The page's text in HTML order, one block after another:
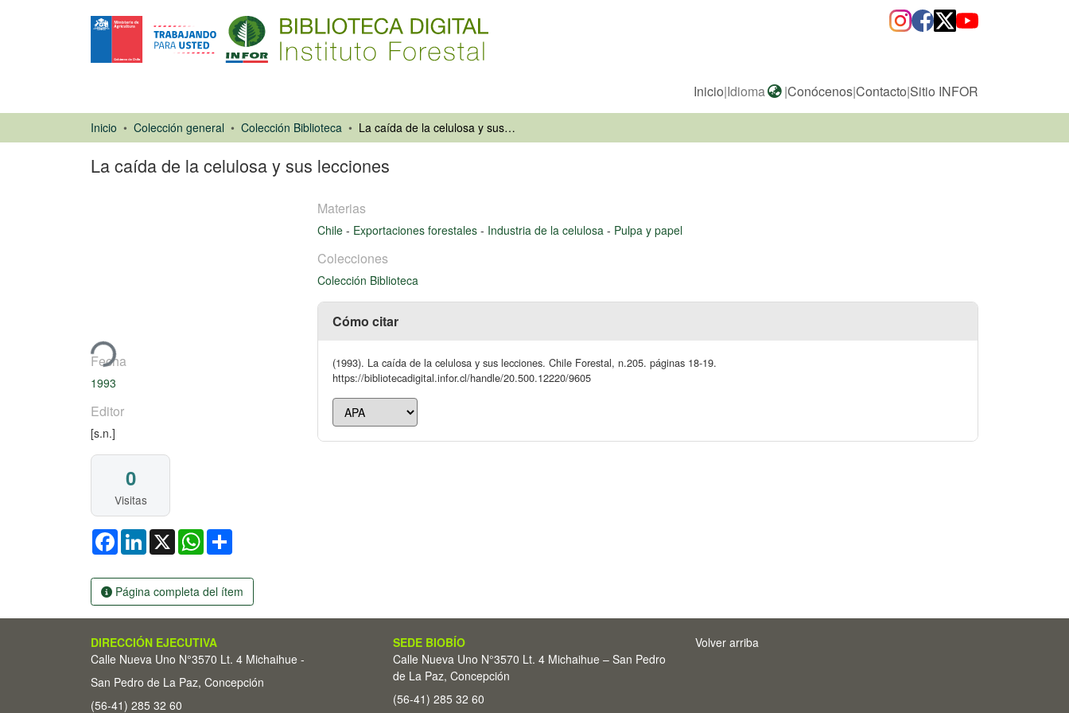
Inicio|Idioma |Conócenos|Contacto|Sitio INFOR
Inicio Colección general Colección Biblioteca La caída de la celulosa y sus lecciones
La caída de la celulosa y sus lecciones
Cargando...
Fecha
1993
Editor
[s.n.]
0
Visitas
FacebookLinkedIn
X WhatsApp
Página completa del ítem
Materias
Chile - Exportaciones forestales - Industria de la celulosa - Pulpa y papel
Colecciones
Colección Biblioteca
Cómo citar
(1993). La caída de la celulosa y sus lecciones. Chile Forestal, n.205. páginas 18-19.
https://bibliotecadigital.infor.cl/handle/20.500.12220/9605
DIRECCIÓN EJECUTIVA
Calle Nueva Uno N°3570 Lt. 4 Michaihue -
San Pedro de La Paz, Concepción
(56-41) 285 32 60
SEDE BIOBÍO
Calle Nueva Uno N°3570 Lt. 4 Michaihue – San Pedro
de La Paz, Concepción
(56-41) 285 32 60
Volver arriba